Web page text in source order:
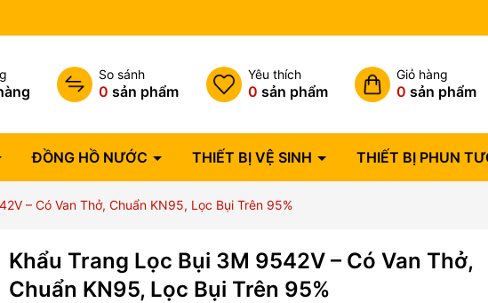
So sánh
0 sản phẩm
Yêu thích
0 sản phẩm
Giỏ hàng
0 sản phẩm
ĐỒNG HỒ NƯỚC THIẾT BỊ VỆ SINH THIẾT BỊ PHUN
– Có Van Thở, Chuẩn KN95, Lọc Bụi Trên 95%
Khẩu Trang Lọc Bụi 3M 9542V – Có Van Thở,
Chuẩn KN95, Lọc Bụi Trên 95%